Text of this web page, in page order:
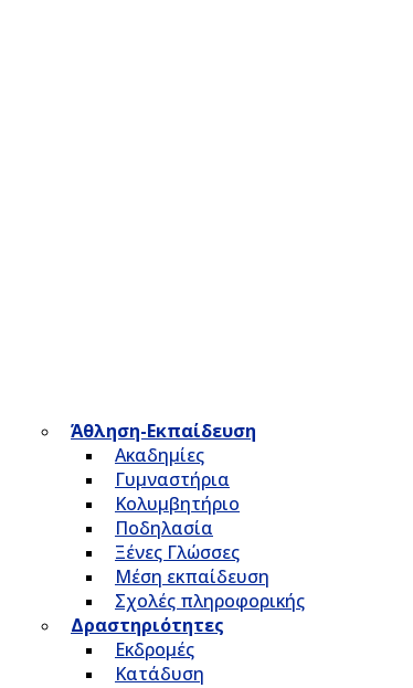
Άθληση-Εκπαίδευση
Ακαδημίες
Γυμναστήρια
Κολυμβητήριο
Ποδηλασία
Ξένες Γλώσσες
Μέση εκπαίδευση
Σχολές πληροφορικής
Δραστηριότητες
Εκδρομές
Κατάδυση